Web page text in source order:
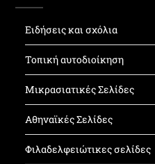
Ειδήσεις και σχόλια
Τοπική αυτοδιοίκηση
Μικρασιατικές Σελίδες
Αθηναϊκές Σελίδες
Φιλαδελφειώτικες σελίδες